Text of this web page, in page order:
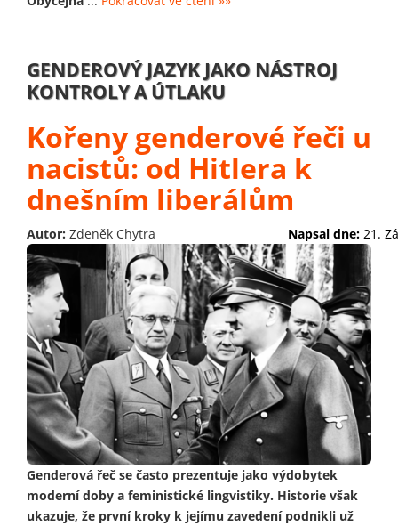
GENDEROVÝ JAZYK JAKO NÁSTROJ
KONTROLY A ÚTLAKU
Kořeny genderové řeči u
nacistů: od Hitlera k
dnešním liberálům
Autor: Zdeněk Chytra Napsal dne: 21.
Genderová řeč se často prezentuje jako výdobytek
moderní doby a feministické lingvistiky. Historie však
ukazuje, že první kroky k jejímu zavedení podnikli už